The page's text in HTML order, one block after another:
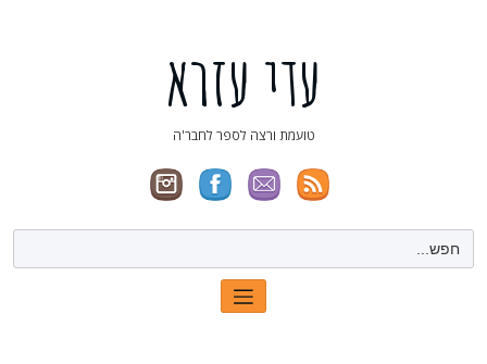
עדי עזרא
טועמת ורצה לספר לחבר'ה
Search
for: